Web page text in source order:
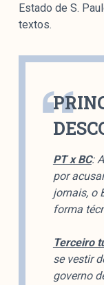
Nossa História
Metodologia
Parcerias
Estado de S.
textos.
PT x BC:
por
jornais, o
forma
Terceiro
se vestir
governo